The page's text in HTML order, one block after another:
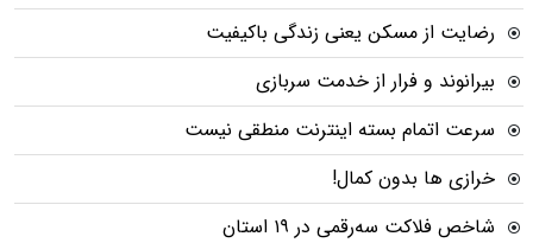
رضایت از مسکن یعنی زندگی باکیفیت
بیرانوند و فرار از خدمت سربازی
سرعت اتمام بسته‌ اینترنت منطقی نیست
خرازی ها بدون کمال!
شاخص فلاکت سه‌رقمی در ۱۹ استان